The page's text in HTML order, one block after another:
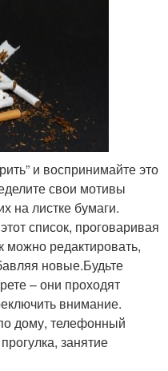
и воспринимайте это
свои мотивы
на листке бумаги.
список, проговаривая
можно редактировать,
новые.Будьте
– они проходят
внимание.
дому, телефонный
занятие